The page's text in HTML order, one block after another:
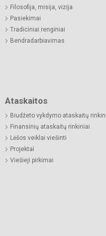
Filosofija, misija, vizija
Pasiekimai
Tradiciniai renginiai
Bendradarbiavimas
Ataskaitos
Biudžeto vykdymo ataskaitų
Finansinių ataskaitų rinkiniai
Lėšos veiklai viešinti
Projektai
Viešieji pirkimai